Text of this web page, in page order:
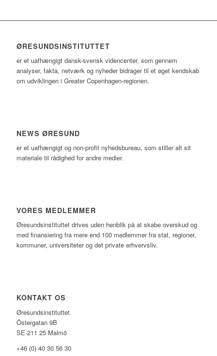
ØRESUNDSINSTITUTTET
er et uafhængigt dansk-svensk videncenter, som gennem
analyser, fakta, netværk og nyheder bidrager til et øget kendskab
om udviklingen i Greater Copenhagen-regionen.
NEWS ØRESUND
er et uafhængigt og non-profit nyhedsbureau, som stiller alt sit
materiale til rådighed for andre medier.
VORES MEDLEMMER
Øresundsinstituttet drives uden henblik på at skabe overskud og
med finansiering fra mere end 100 medlemmer fra stat, regioner,
kommuner, universiteter og det private erhvervsliv.
KONTAKT OS
Øresundsinstituttet
Östergatan 9B
SE-211 25 Malmö
+46 (0) 40 30 56 30